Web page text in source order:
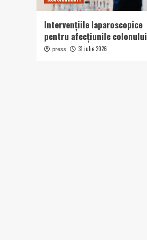
Intervențiile laparoscopice
pentru afecțiunile colonului
press 31 iulie 2026